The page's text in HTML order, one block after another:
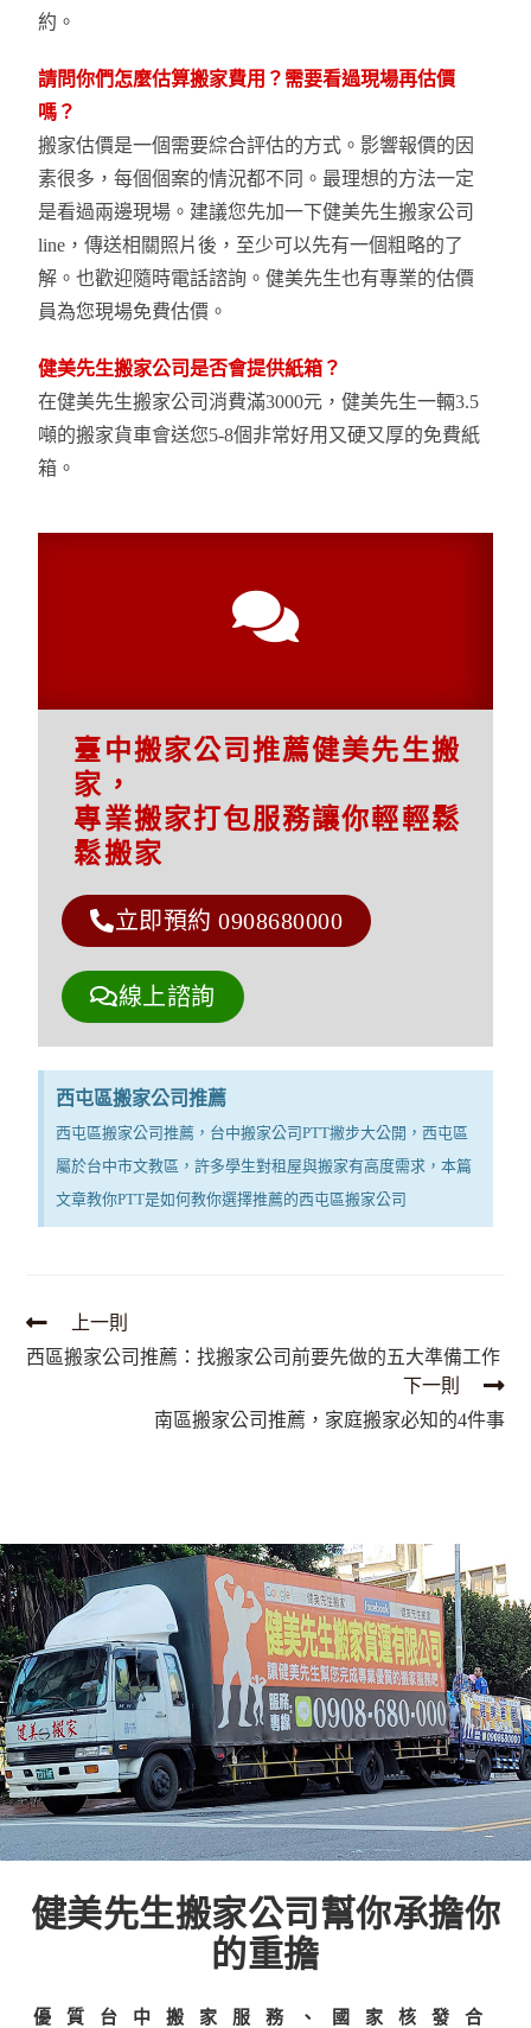
約。
請問你們怎麼估算搬家費用？需要看過現場再估價
嗎？
搬家估價是一個需要綜合評估的方式。影響報價的因
素很多，每個個案的情況都不同。最理想的方法一定
是看過兩邊現場。建議您先加一下健美先生搬家公司
line，傳送相關照片後，至少可以先有一個粗略的了
解。也歡迎隨時電話諮詢。健美先生也有專業的估價
員為您現場免費估價。
健美先生搬家公司是否會提供紙箱？
在健美先生搬家公司消費滿3000元，健美先生一輛3.5
噸的搬家貨車會送您5-8個非常好用又硬又厚的免費紙
箱。
臺中搬家公司推薦健美先生搬
家，
專業搬家打包服務讓你輕輕鬆
鬆搬家
立即預約 0908680000
線上諮詢
西屯區搬家公司推薦
西屯區搬家公司推薦，台中搬家公司PTT撇步大公開，西屯區
屬於台中市文教區，許多學生對租屋與搬家有高度需求，本篇
文章教你PTT是如何教你選擇推薦的西屯區搬家公司
上一則
西區搬家公司推薦：找搬家公司前要先做的五大準備工作
下一則
南區搬家公司推薦，家庭搬家必知的4件事
健美先生搬家公司幫你承擔你
的重擔
優質台中搬家服務、國家核發合